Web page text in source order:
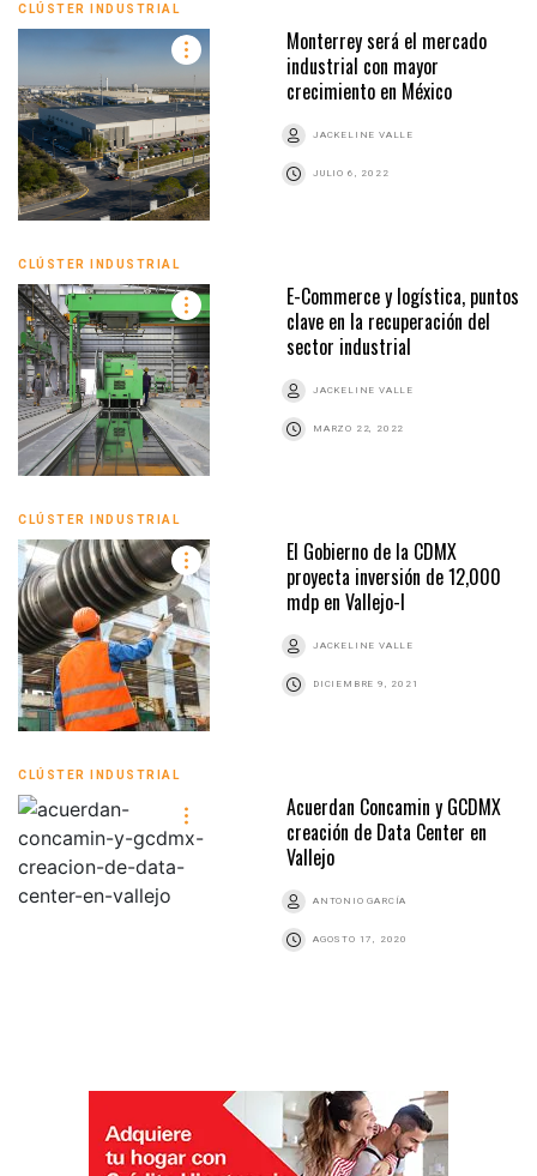
CLÚSTER INDUSTRIAL
Monterrey será el mercado
industrial con mayor
crecimiento en México
JACKELINE VALLE
JULIO 6, 2022
CLÚSTER INDUSTRIAL
E-Commerce y logística, puntos
clave en la recuperación del
sector industrial
JACKELINE VALLE
MARZO 22, 2022
CLÚSTER INDUSTRIAL
El Gobierno de la CDMX
proyecta inversión de 12,000
mdp en Vallejo-I
JACKELINE VALLE
DICIEMBRE 9, 2021
CLÚSTER INDUSTRIAL
Acuerdan Concamin y GCDMX
creación de Data Center en
Vallejo
ANTONIO GARCÍA
AGOSTO 17, 2020